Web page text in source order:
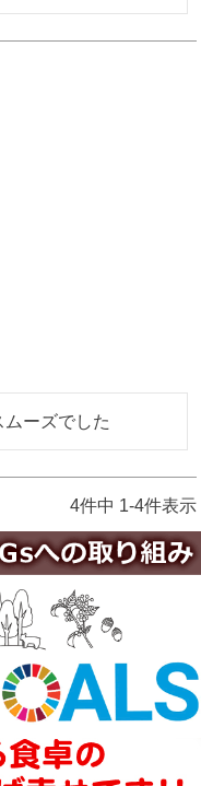
ーズでした
4件中 1-4件表示